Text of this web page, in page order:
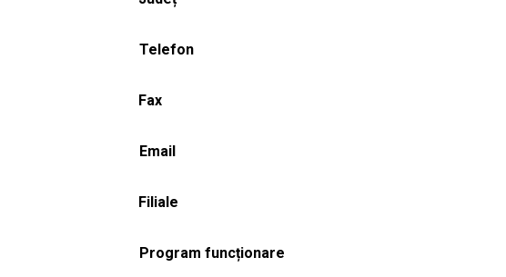
Telefon
Fax
Email
Filiale
Program funcționare